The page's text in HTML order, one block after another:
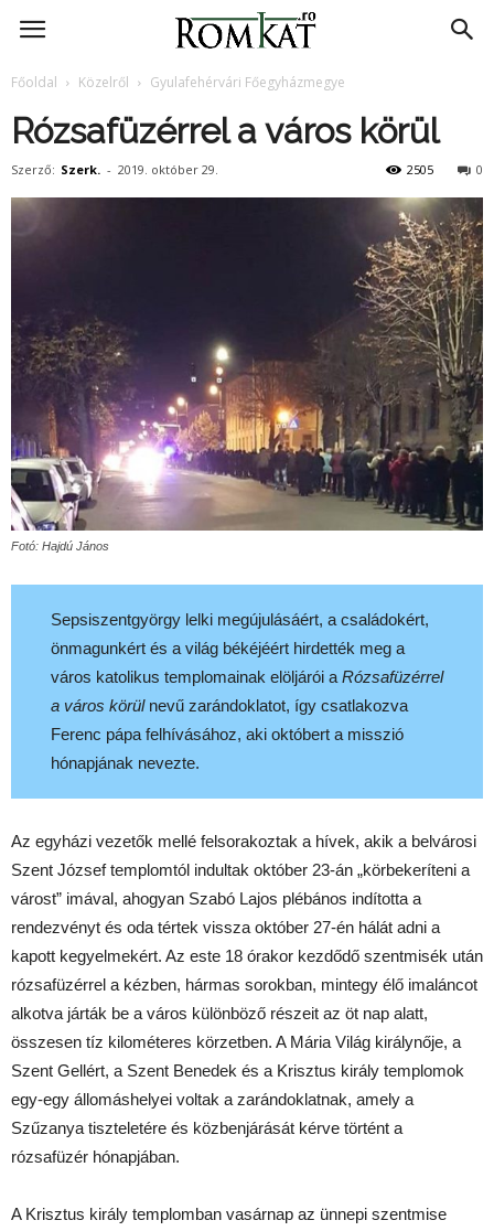
RomKat.ro
Főoldal Közelről Gyulafehérvári Főegyházmegye
Rózsafüzérrel a város körül
Szerző: Szerk. - 2019. október 29. 0
2505
Fotó: Hajdú János
Sepsiszentgyörgy lelki megújulásáért, a családokért,
önmagunkért és a világ békéjéért hirdették meg a
város katolikus templomainak elöljárói a Rózsafüzérrel
a város körülnevű zarándoklatot, így csatlakozva
Ferenc pápa felhívásához, aki októbert a misszió
hónapjának nevezte.
Az egyházi vezetők mellé felsorakoztak a hívek, akik a belvárosi
Szent József templomtól indultak október 23-án „körbekeríteni a
várost” imával, ahogyan Szabó Lajos plébános indította a
rendezvényt és oda tértek vissza október 27-én hálát adni a
kapott kegyelmekért. Az este 18 órakor kezdődő szentmisék után
rózsafüzérrel a kézben, hármas sorokban, mintegy élő imaláncot
alkotva járták be a város különböző részeit az öt nap alatt,
összesen tíz kilométeres körzetben. A Mária Világ királynője, a
Szent Gellért, a Szent Benedek és a Krisztus király templomok
egy-egy állomáshelyei voltak a zarándoklatnak, amely a
Szűzanya tiszteletére és közbenjárását kérve történt a
rózsafüzér hónapjában.
A Krisztus király templomban vasárnap az ünnepi szentmise